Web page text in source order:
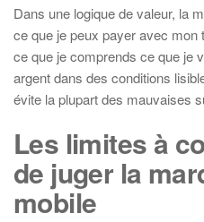
Dans une logique de valeur, la
ce que je peux payer avec mon
ce que je comprends ce que je
argent dans des conditions
évite la plupart des mauvaises
Les limites à
de juger la
mobile